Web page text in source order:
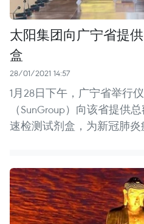
太阳集团向广宁省提
盒
28/01/2021 14:57
1月28日下午，广宁省举行
（SunGroup）向该省提供
速检测试剂盒，为新冠肺炎